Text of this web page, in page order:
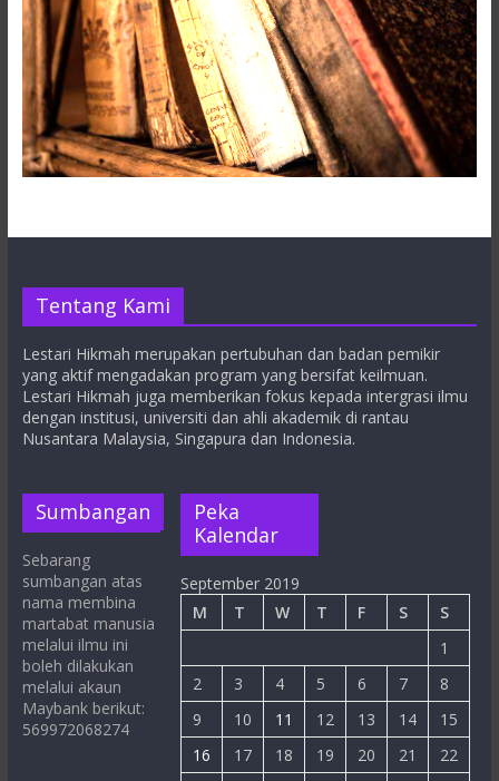
Tentang Kami
Lestari Hikmah merupakan pertubuhan dan badan pemikir
yang aktif mengadakan program yang bersifat keilmuan.
Lestari Hikmah juga memberikan fokus kepada intergrasi ilmu
dengan institusi, universiti dan ahli akademik di rantau
Nusantara Malaysia, Singapura dan Indonesia.
Sumbangan
Sebarang
sumbangan atas
nama membina
martabat manusia
melalui ilmu ini
boleh dilakukan
melalui akaun
Maybank berikut:
569972068274
Peka
Kalendar
September 2019
M
T W T F S
S
1
2
3 4 5 6 7
8
9
10 11 12 13 14
15
16
17 18 19 20 21
22